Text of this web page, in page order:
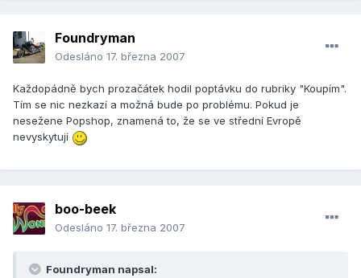
Foundryman
Odesláno 17. března 2007
Každopádně bych prozačátek hodil poptávku do rubriky "Koupím".
Tím se nic nezkazí a možná bude po problému. Pokud je
nesežene Popshop, znamená to, že se ve střední Evropě
nevyskytují
boo-beek
Odesláno 17. března 2007
Foundryman napsal: